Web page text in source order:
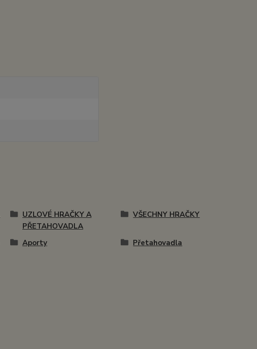
UZLOVÉ HRAČKY A
PŘETAHOVADLA
VŠECHNY HRAČKY
Aporty Přetahovadla